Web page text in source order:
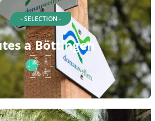
- SELECTION -
a Böttingen